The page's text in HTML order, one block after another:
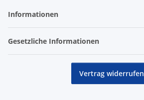
Informationen
Gesetzliche Informationen
Vertrag widerrufen